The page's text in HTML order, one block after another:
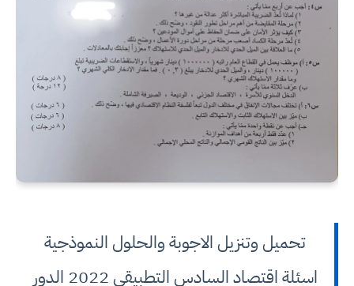
تحميل وتنزيل الاجوبة والحلول النموذجية
اسئلة اقتصاد السادس التطبيقي 2022 الدور